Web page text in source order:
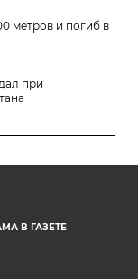
метров и погиб в
при
В ГАЗЕТЕ